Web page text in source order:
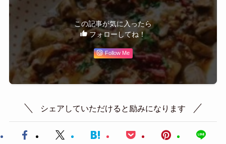
この記事が気に入ったら
フォローしてね！
Follow Me
シェアしていただけると励みになります